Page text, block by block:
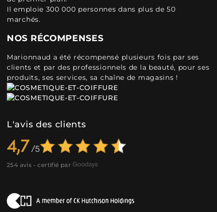
Il emploie 300 000 personnes dans plus de 50
marchés.
NOS RÉCOMPENSES
Marionnaud a été récompensé plusieurs fois par ses
clients et par des professionnels de la beauté, pour ses
produits, ses services, sa chaîne de magasins !
L'avis des clients
4,7
254 avis - certifié par